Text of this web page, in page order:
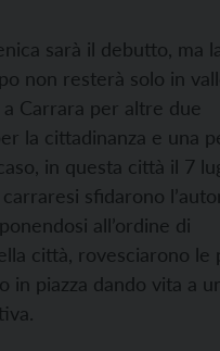
sarà il debutto, ma
non resterà solo in
Carrara per altre due
la cittadinanza e una
in questa città il 7
sfidarono
all’ordine di
città, rovesciarono le
in piazza dando vita a